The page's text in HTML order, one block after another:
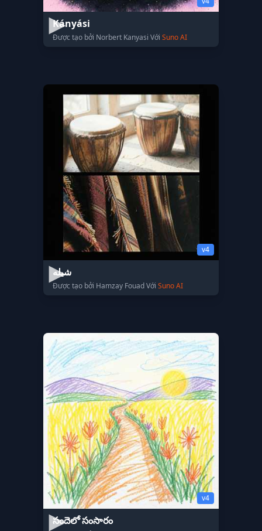
Kányási
Được tạo bởi Norbert Kanyasi Với Suno AI
v4
شيله
Được tạo bởi Hamzay Fouad Với Suno AI
v4
సందెలో సంసారం